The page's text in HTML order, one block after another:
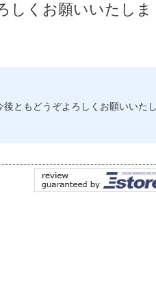
しくお願いいたしま
ともどうぞよろしくお願いいた